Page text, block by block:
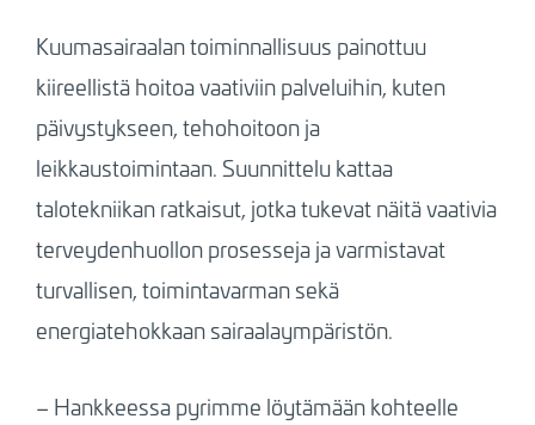
Kuumasairaalan toiminnallisuus painottuu
kiireellistä hoitoa vaativiin palveluihin, kuten
päivystykseen, tehohoitoon ja
leikkaustoimintaan. Suunnittelu kattaa
talotekniikan ratkaisut, jotka tukevat näitä vaativia
terveydenhuollon prosesseja ja varmistavat
turvallisen, toimintavarman sekä
energiatehokkaan sairaalaympäristön.
– Hankkeessa pyrimme löytämään kohteelle